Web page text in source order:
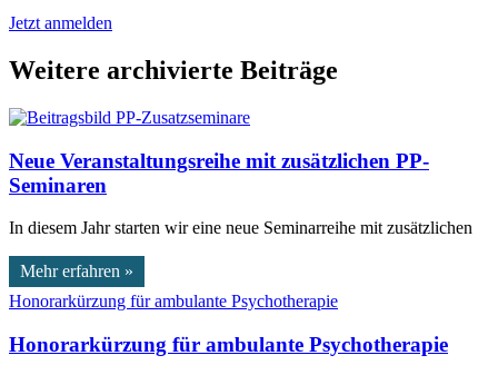
Jetzt anmelden
Weitere archivierte Beiträge
Neue Veranstaltungsreihe mit zusätzlichen PP-
Seminaren
In diesem Jahr starten wir eine neue Seminarreihe mit zusätzlichen
Mehr erfahren »
Honorarkürzung für ambulante Psychotherapie